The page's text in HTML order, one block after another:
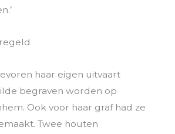
haar eigen uitvaart
begraven worden op
Ook voor haar graf had ze
Twee houten